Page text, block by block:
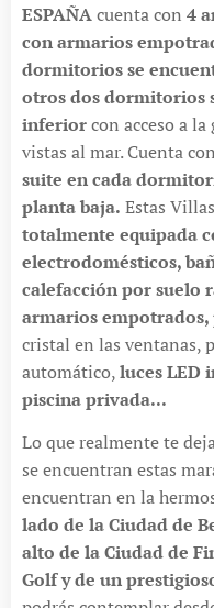
ESPAÑAcuenta con 4
con armarios
dormitorios se
otros dos dormitorios
inferiorcon acceso a
vistas al mar. Cuenta con
suite en cada
planta baja. Estas
totalmente equipada
electrodomésticos,
calefacción por suelo
armarios empotrados,
cristal en las ventanas,
automático,luces LED
piscina privada...
Lo que realmente te
se encuentran estas
encuentran en la
lado de la Ciudad de
alto de la Ciudad de
Golf y de un